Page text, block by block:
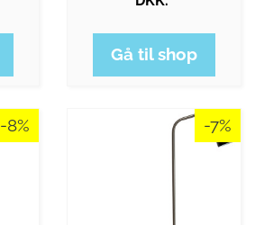
Gå til shop
-8% -7%